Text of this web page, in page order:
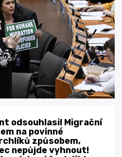
odsouhlasil Migrační
na povinné
způsobem,
nepůjde vyhnout!